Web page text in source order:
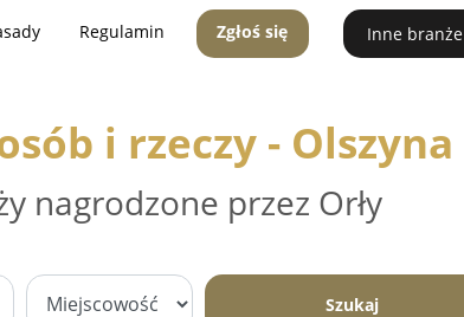
Regulamin Zgłoś się Inne branże
i rzeczy - Olszyna
nagrodzone przez Orły
Szukaj